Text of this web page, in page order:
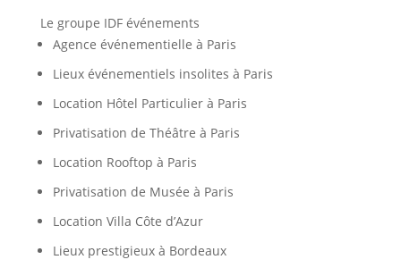
Le groupe IDF événements
Agence événementielle à Paris
Lieux événementiels insolites à Paris
Location Hôtel Particulier à Paris
Privatisation de Théâtre à Paris
Location Rooftop à Paris
Privatisation de Musée à Paris
Location Villa Côte d’Azur
Lieux prestigieux à Bordeaux